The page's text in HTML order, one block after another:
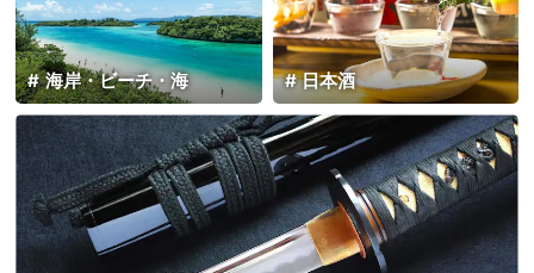
海岸・ビーチ・海 日本酒